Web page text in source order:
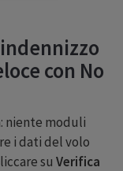
con No
niente moduli
i dati del volo
su Verifica